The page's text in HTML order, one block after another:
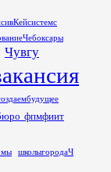
Чувгу
школыгородаЧ